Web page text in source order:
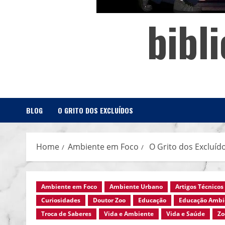
BLOG O GRITO DOS EXCLUÍDOS
Home Ambiente em Foco O Grito dos
Ambiente em Foco Ambiente Urbano
Artigos Técnicos
Curiosidades
Doutor Zoo Educação
Educação
Troca de Saberes
Vida e Ambiente Vida e Saúde